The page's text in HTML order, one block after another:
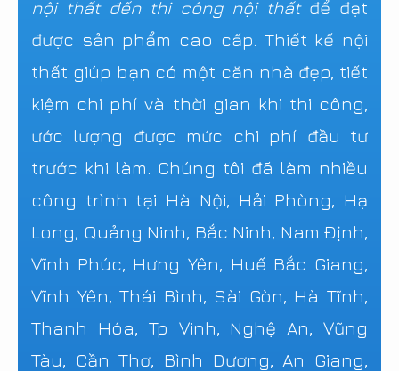
nội thất đến thi công nội thấtđể đạt
được sản phẩm cao cấp. Thiết kế nội
thất giúp bạn có một căn nhà đẹp, tiết
kiệm chi phí và thời gian khi thi công,
ước lượng được mức chi phí đầu tư
trước khi làm. Chúng tôi đã làm nhiều
công trình tại Hà Nội, Hải Phòng, Hạ
Long, Quảng Ninh, Bắc Ninh, Nam Định,
Vĩnh Phúc, Hưng Yên, Huế Bắc Giang,
Vĩnh Yên, Thái Bình, Sài Gòn, Hà Tĩnh,
Thanh Hóa, Tp Vinh, Nghệ An, Vũng
Tàu, Cần Thơ, Bình Dương, An Giang,